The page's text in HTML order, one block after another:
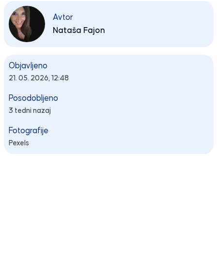
Avtor
Nataša Fajon
Objavljeno
21. 05. 2026, 12:48
Posodobljeno
3 tedni nazaj
Fotografije
Pexels